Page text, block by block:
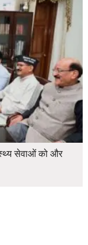
सेवाओं को और